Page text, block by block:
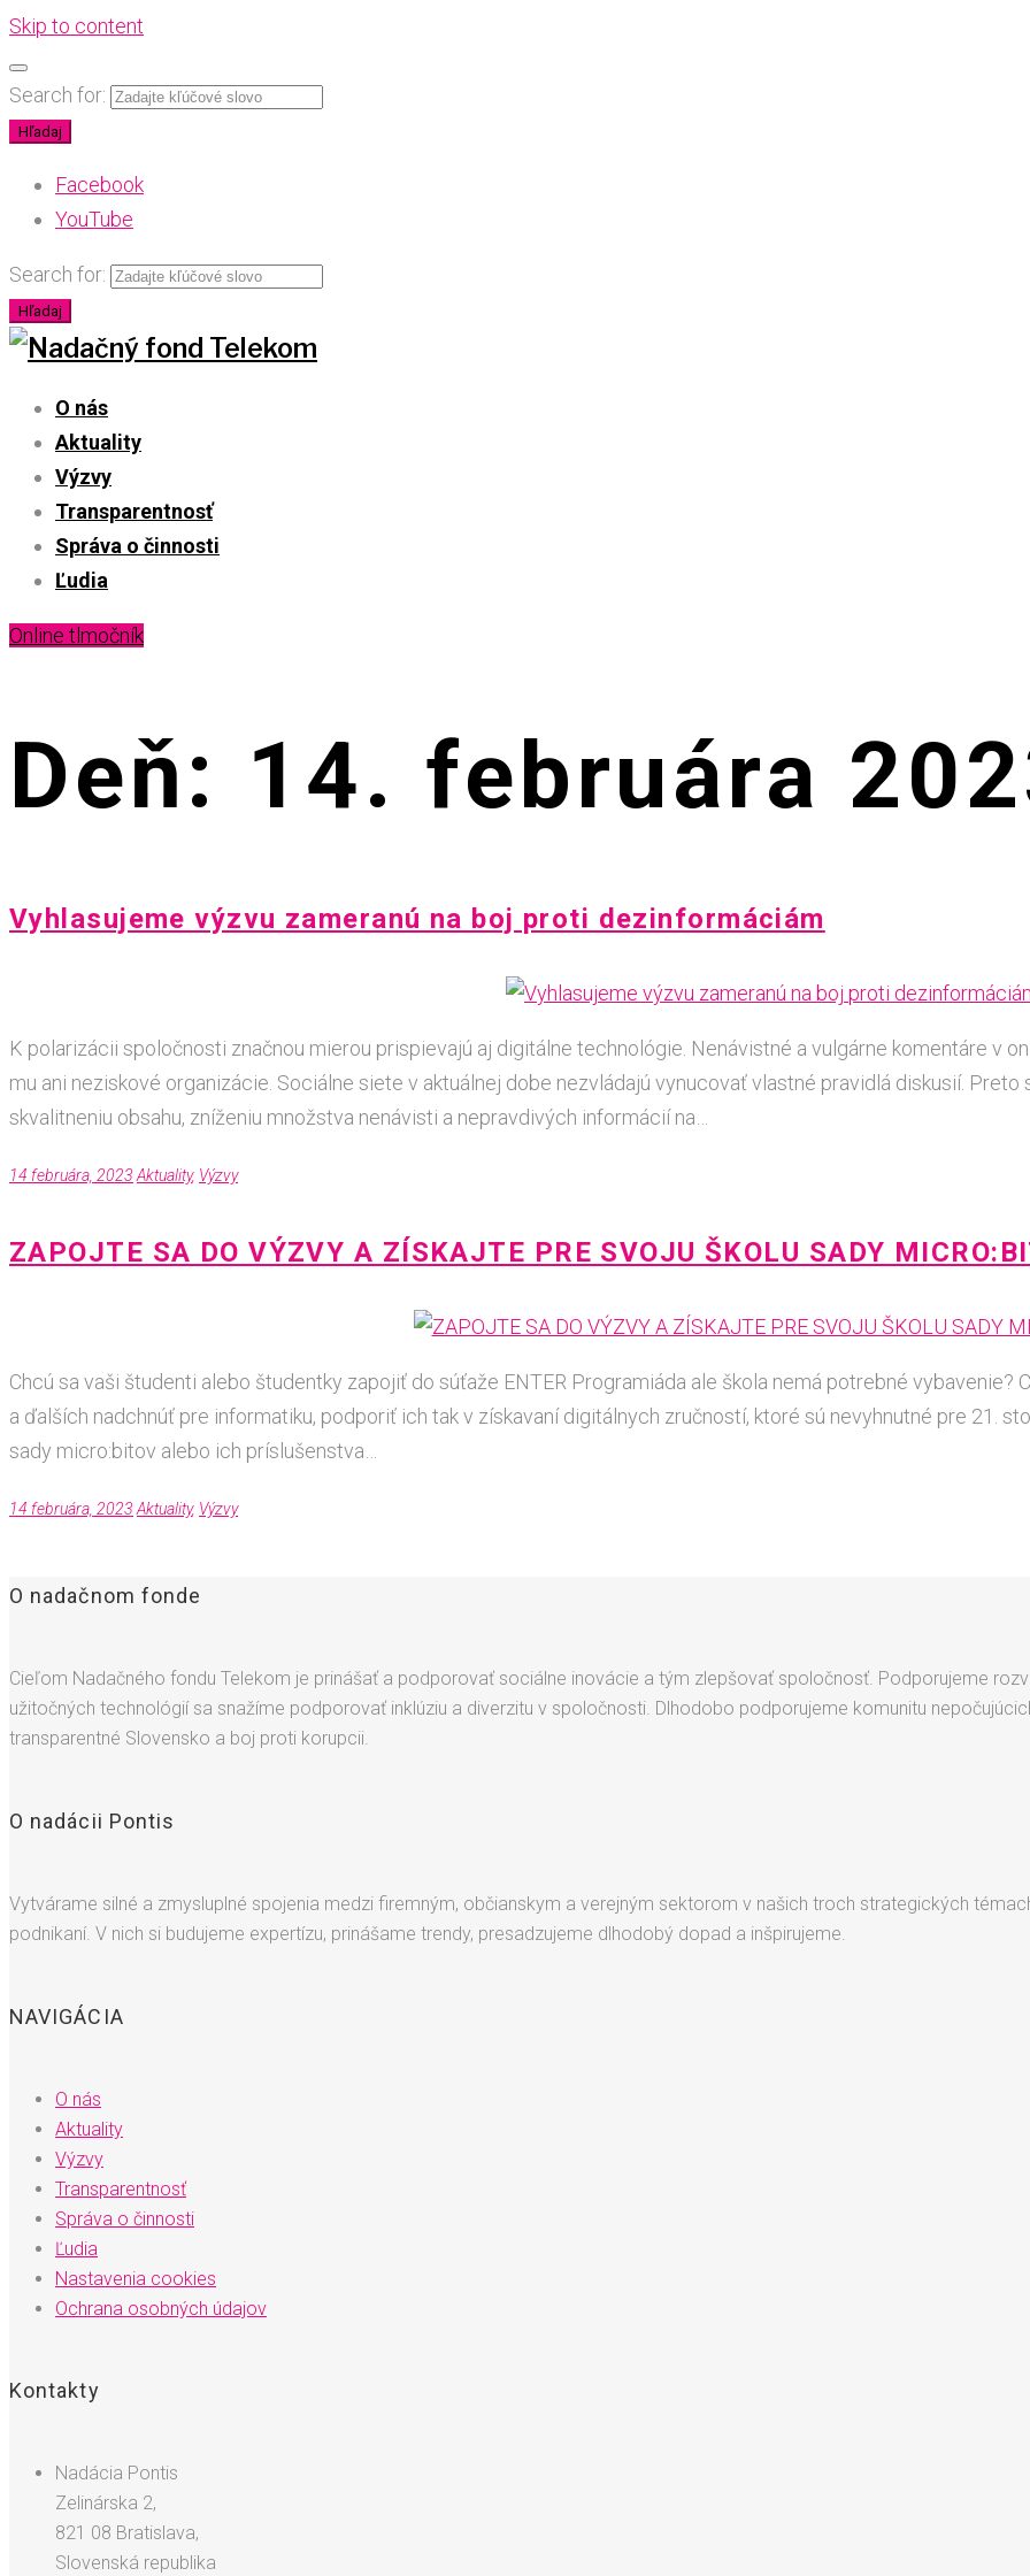
Skip to content
Search for:
Hľadaj
Facebook
YouTube
Search for:
Hľadaj
O nás
Aktuality
Výzvy
Transparentnosť
Správa o činnosti
Ľudia
Online tlmočník
Deň: 14. februára
Vyhlasujeme výzvu zameranú na boj proti dezinformáciám
K polarizácii spoločnosti značnou mierou prispievajú aj digitálne technológie. Nenávistné a vulgárne komentáre v
mu ani neziskové organizácie. Sociálne siete v aktuálnej dobe nezvládajú vynucovať vlastné pravidlá diskusií.
skvalitneniu obsahu, zníženiu množstva nenávisti a nepravdivých informácií na…
14 februára, 2023 Aktuality, Výzvy
ZAPOJTE SA DO VÝZVY A ZÍSKAJTE PRE SVOJU ŠKOLU SADY
Chcú sa vaši študenti alebo študentky zapojiť do súťaže ENTER Programiáda ale škola nemá potrebné vybavenie?
a ďalších nadchnúť pre informatiku, podporiť ich tak v získavaní digitálnych zručností, ktoré sú nevyhnutné pre 21.
sady micro:bitov alebo ich príslušenstva…
14 februára, 2023 Aktuality, Výzvy
O nadačnom fonde
Cieľom Nadačného fondu Telekom je prinášať a podporovať sociálne inovácie a tým zlepšovať spoločnosť. Podporujeme
užitočných technológií sa snažíme podporovať inklúziu a diverzitu v spoločnosti. Dlhodobo podporujeme komunitu
transparentné Slovensko a boj proti korupcii.
O nadácii Pontis
Vytvárame silné a zmysluplné spojenia medzi firemným, občianskym a verejným sektorom v našich troch strategických
podnikaní. V nich si budujeme expertízu, prinášame trendy, presadzujeme dlhodobý dopad a inšpirujeme.
NAVIGÁCIA
O nás
Aktuality
Výzvy
Transparentnosť
Správa o činnosti
Ľudia
Nastavenia cookies
Ochrana osobných údajov
Kontakty
Nadácia Pontis
Zelinárska 2,
821 08 Bratislava,
Slovenská republika